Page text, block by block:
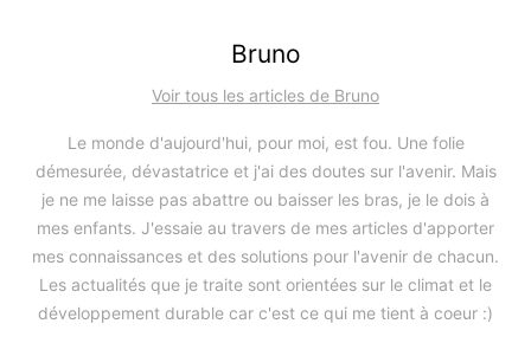
Bruno
Voir tous les articles de Bruno
Le monde d'aujourd'hui, pour moi, est fou. Une folie
démesurée, dévastatrice et j'ai des doutes sur l'avenir. Mais
je ne me laisse pas abattre ou baisser les bras, je le dois à
mes enfants. J'essaie au travers de mes articles d'apporter
mes connaissances et des solutions pour l'avenir de chacun.
Les actualités que je traite sont orientées sur le climat et le
développement durable car c'est ce qui me tient à coeur :)